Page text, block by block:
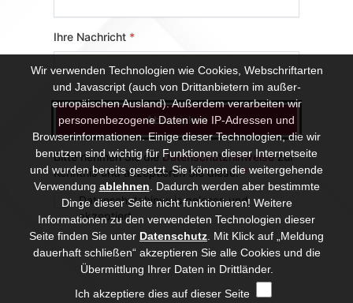
Wir verwenden Technologien wie Cookies, Webschriftarten
und Javascript (auch von Drittanbietern im außer-
europäischen Ausland). Außerdem verarbeiten wir
personenbezogene Daten wie IP-Adressen und
Browserinformationen. Einige dieser Technologien, die wir
benutzen sind wichtig für Funktionen dieser Internetseite
und wurden bereits gesetzt. Sie können die weitergehende
Verwendung ablehnen
Dadurch werden aber bestimmte
Dinge dieser Seite nicht funktionieren! Weitere
Informationen zu den verwendeten Technologien dieser
Seite finden Sie unter Datenschutz . Mit Klick auf „Meldung
dauerhaft schließen“ akzeptieren Sie alle Cookies und die
Übermittlung Ihrer Daten in Drittländer.
Ich akzeptiere dies auf dieser Seite